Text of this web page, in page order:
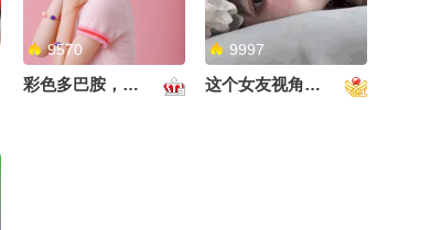
9570
彩色多巴胺，甜到心里啦！
9997
这个女友视角好治愈~